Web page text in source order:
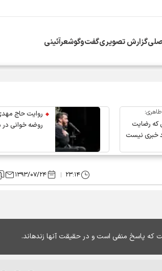
گزارش تصویریگفت‌وگوشعرآئینی
که رضایت
خبری نیست
روایت حاج
روضه خوانی
۲۳:۱۴ ۱۳۹۳/۰۷/۲۴
كه پاسخ منفى است و در حقيقت آن‏ها زنده‏اند.